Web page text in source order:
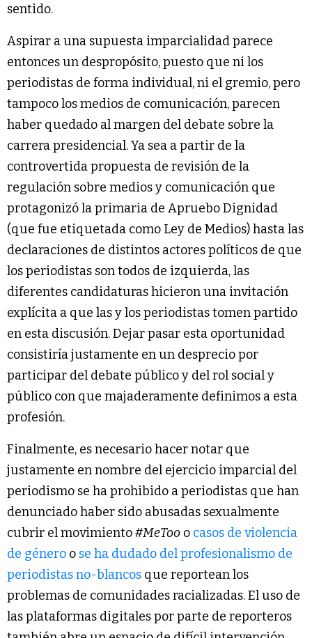
sentido.
Aspirar a una supuesta imparcialidad parece
entonces un despropósito, puesto que ni los
periodistas de forma individual, ni el gremio, pero
tampoco los medios de comunicación, parecen
haber quedado al margen del debate sobre la
carrera presidencial. Ya sea a partir de la
controvertida propuesta de revisión de la
regulación sobre medios y comunicación que
protagonizó la primaria de Apruebo Dignidad
(que fue etiquetada como Ley de Medios) hasta las
declaraciones de distintos actores políticos de que
los periodistas son todos de izquierda, las
diferentes candidaturas hicieron una invitación
explícita a que las y los periodistas tomen partido
en esta discusión. Dejar pasar esta oportunidad
consistiría justamente en un desprecio por
participar del debate público y del rol social y
público con que majaderamente definimos a esta
profesión.
Finalmente, es necesario hacer notar que
justamente en nombre del ejercicio imparcial del
periodismo se ha prohibido a periodistas que han
denunciado haber sido abusadas sexualmente
cubrir el movimiento#MeToo o casos de violencia
de género o se ha dudado del profesionalismo de
periodistas no-blancos que reportean los
problemas de comunidades racializadas. El uso de
las plataformas digitales por parte de reporteros